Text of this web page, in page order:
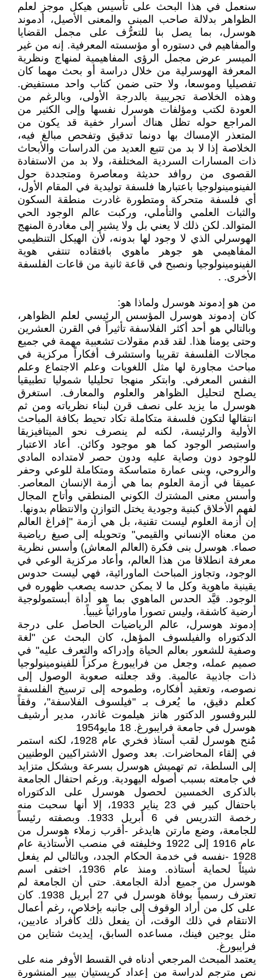
سنعمل في هذا البحث على تأسيس هيكل موجز لعلم
الظواهر بدلالة صاحب المبنى والمعنى الأصيل، أدموند
هوسرل، بما يصل بنا للتعرُّف على مجمل القضايا
والمفاهيم في دستوره أو مؤسسته المعرفية. إنه من غير
الميسر عرض مجمل الرؤى المفاهيمية لمنهاج ونظرية
المعرفة الهوسرلية من خلال دراسة أو بحث مهما كان
تفصيليا وموسعا، ولا حتى ضمن كتاب واحد مستفيض.
وهذه الخلاصة تجريبية بالدرجة الأولى، وبالرغم من
العودة لكتب ومؤلفات هوسرل نفسها وإلى الكثير من
المراجع حوله تظل هناك أسرار خفية قد يكون من
المتعذر الإمساك بها دونما تدقيق وتفحص مبالغ فيه،
الخلاصة إذا لا بد من تتبع العديد من الدراسات والأبحاث
ذات المسارات السردية المختلفة، ولا بد من الاستفادة
القصوى من روافد حديثة ومعاصرة ومتجددة حول
الفينومينولوجيا باعتبارها فلسفة توليدية في المقام الأول،
أي فلسفة متحركة ومتطورة غادرت منطقة السكون
والثبات العلمي والتأملي، وركبت عالم الوجود الحي
المتوالد. لكن ذلك لا يعني بل ولا يشير إلى مغادرة المنهج
الهوسرلي الذي لا وجود لها بدونه، لأن الهيكل التنظيمي
المفاهيمي هو جوهر ماهوي بافتقاده تنتفي هوية
الفينومينولوجيا ونصبح في قاعة ثانية من قاعات الفلسفة
الأخرى. .
من هو إدموند هوسرل ولماذا هو:
كان إدموند هوسرل المؤسس الرئيسي لعلم الظواهر،
وبالتالي هو أحد أكثر الفلاسفة تأثيراً في القرن العشرين
وحتى يومنا هذا. لقد قدم مقولات تشعبية مهمة في جميع
مجالات الفلسفة تقريبا واستشرف أفكاراً مركزية في
مباحث مجاورة لها مثل اللغويات وعلم الاجتماع وعلم
النفس المعرفي. وابتكر منهجا تحليليا شموليا تطبيقيا
يصلح لتحليل الظواهر والعلوم والمعارف. استغرق
هوسرل ما يزيد على نصف قرن لبناء نظرياته ومن ثم
انتقالها لتكون فلسفة متكاملة تكاد تحيط بكافة المباحث
الأولية والرئيسة، لكنه لم ينصرف نحو الميتافيزيقا
واستبصر الوجود كما هو موجود وكائن. أعاد الاعتبار
للوجود دون وصاية عليه ودون حصر لامتداده المادي
والروحي، وبنى عمارة متماسكة ومتكاملة للوعي وحفر
عميقا في أزمة العلوم بما هي أزمة الإنسان المعاصر.
وأسس معنى المشترك الكوني المنطقي وأتاح المجال
لفهم الأخلاق كبنية وجودية يختل التوازن والانتظام بدونها.
إن أزمة العلوم ليست تقنية، بل هي أزمة "إفراغ العالم
من معناه الإنساني والقيمي" وتحويله إلى صيغ رياضية
صماء. هوسرل بنى فكرة (العالم المعاش) وأسس نظرية
معرفة انطلاقا من هذا العالم، وأعاد مركزية الوعي في
الوجود، وتجاوز المباحث الماورائية، فهي ليست حدوس
يقينية ماهوية وكل ما لا يمكن حدسه يصعب ظهوره في
الوجود. قيَّد الحدس الماهوي بما هو أداة أبستمولوجية
أرضية كاشفة، وليس تصورا ماورائياً غيبياً.
إدموند هوسرل، عالم الرياضيات الحاصل على درجة
الدكتوراه والفيلسوف المؤهل، كان البحث عن "لغة
وصفية للشعور بعالم الحياة وإدراكه والتعرف عليه" في
صميم عمله، وجعل من فرايبورغ مركزاً للفينومينولوجيا
ذات جاذبية عالمية. وقد جعلته صعوبة الوصول إلى
نصوصه، وتعقيد أفكاره، وطموحه إلى ترسيخ الفلسفة
كعلم دقيق، ما يُعرف بـ "فيلسوف الفلاسفة"، وفقاً
للبروفسور الدكتور هانز هيلموت غاندر، مدير أرشيف
هوسرل في جامعة فرايبورغ. 18 مايو1954
مُنح هوسرل لقب أستاذ فخري عام 1928، لكنه استمر
في إلقاء المحاضرات. بعد وصول الاشتراكيين الوطنيين
إلى السلطة، تم تهميش هوسرل بسرعة وبشكل متزايد
في جامعته بسبب أصوله اليهودية. ورغم احتفال الجامعة
بالذكرى الخمسين لحصول هوسرل على الدكتوراه
باحتفال كبير في 23 يناير 1933، إلا أنها سحبت منه
رخصة التدريس في 6 أبريل 1933. وبصفته رئيساً
للجامعة، وضع مارتن هايدغر -أقرب زملاء هوسرل من
عام 1916 إلى 1922 وخليفته في منصب الأستاذية عام
1928 -نفسه في خدمة الحكام الجدد، وبالتالي لم يفعل
شيئاً لحماية أستاذه. ومنذ عام 1936، اختفى اسم
هوسرل من جميع أدلة الجامعة. حتى أن الجامعة لم
تعترف رسمياً بوفاة هوسرل في 27 أبريل 1938. كان
على كل من أراد الوقوف إلى جانبه بإخلاص، رغم أعمال
الانتقام في ذلك الوقت، أن يفعل ذلك كأفراد عاديين،
مثل يوجين فينك، مساعده السابق، إيديث شتاين من
فرايبورغ.
يعتمد المبحث المرجعي أدناه في القسط الأوفر منه على
نص مترجم لدراسة من إعداد كريستيان بيير المنشورة